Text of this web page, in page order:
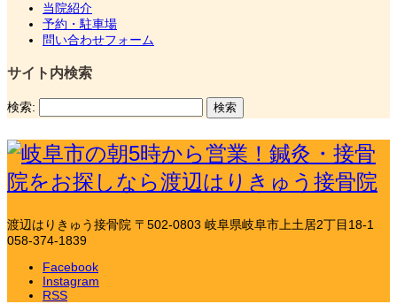
当院紹介
予約・駐車場
問い合わせフォーム
サイト内検索
検索:
渡辺はりきゅう接骨院 〒502-0803 岐阜県岐阜市上土居2丁目18-1
058-374-1839
Facebook
Instagram
RSS